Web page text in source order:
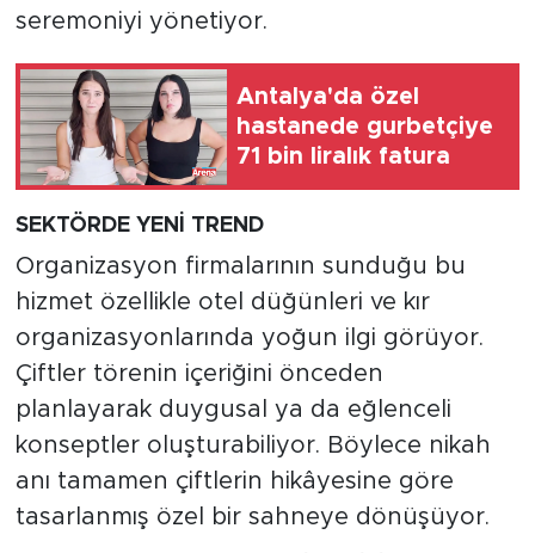
seremoniyi yönetiyor.
Antalya'da özel
hastanede gurbetçiye
71 bin liralık fatura
SEKTÖRDE YENİ TREND
Organizasyon firmalarının sunduğu bu
hizmet özellikle otel düğünleri ve kır
organizasyonlarında yoğun ilgi görüyor.
Çiftler törenin içeriğini önceden
planlayarak duygusal ya da eğlenceli
konseptler oluşturabiliyor. Böylece nikah
anı tamamen çiftlerin hikâyesine göre
tasarlanmış özel bir sahneye dönüşüyor.